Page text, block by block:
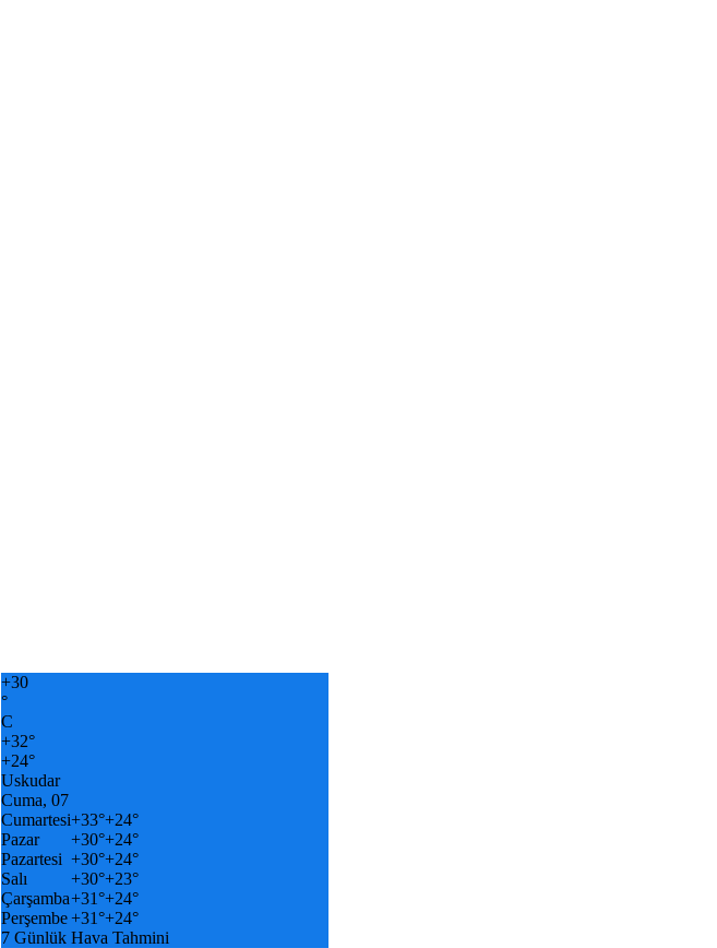
+30
°
C
+32°
+24°
Uskudar
Cuma, 07
Cumartesi+33°+24°
Pazar
+30°+24°
Pazartesi +30°+24°
Salı
+30°+23°
Çarşamba+31°+24°
Perşembe+31°+24°
7 Günlük Hava Tahmini